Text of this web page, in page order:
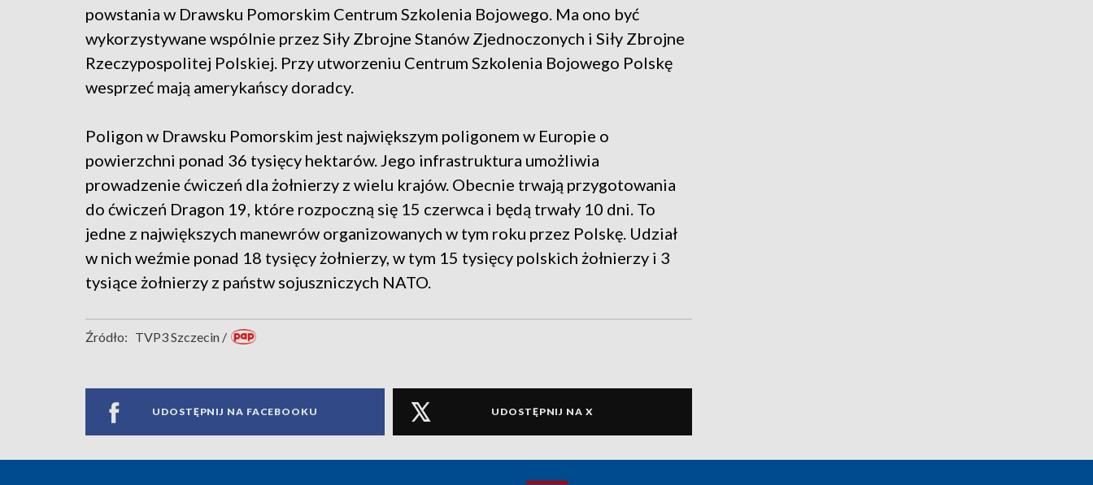
powstania w Drawsku Pomorskim Centrum Szkolenia Bojowego. Ma ono być
wykorzystywane wspólnie przez Siły Zbrojne Stanów Zjednoczonych i Siły Zbrojne
Rzeczypospolitej Polskiej. Przy utworzeniu Centrum Szkolenia Bojowego Polskę
wesprzeć mają amerykańscy doradcy.
Poligon w Drawsku Pomorskim jest największym poligonem w Europie o
powierzchni ponad 36 tysięcy hektarów. Jego infrastruktura umożliwia
prowadzenie ćwiczeń dla żołnierzy z wielu krajów. Obecnie trwają przygotowania
do ćwiczeń Dragon 19, które rozpoczną się 15 czerwca i będą trwały 10 dni. To
jedne z największych manewrów organizowanych w tym roku przez Polskę. Udział
w nich weźmie ponad 18 tysięcy żołnierzy, w tym 15 tysięcy polskich żołnierzy i 3
tysiące żołnierzy z państw sojuszniczych NATO.
Źródło: TVP3 Szczecin /
UDOSTĘPNIJ NA FACEBOOKU UDOSTĘPNIJ NA X